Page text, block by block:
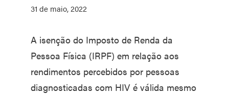
31 de maio, 2022
A isenção do Imposto de Renda da
Pessoa Física (IRPF) em relação aos
rendimentos percebidos por pessoas
diagnosticadas com HIV é válida mesmo